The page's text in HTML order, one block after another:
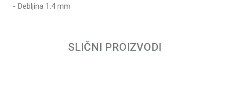
Težina pakovanja
- Debljina 1.4 mm
SLIČNI PROIZVODI